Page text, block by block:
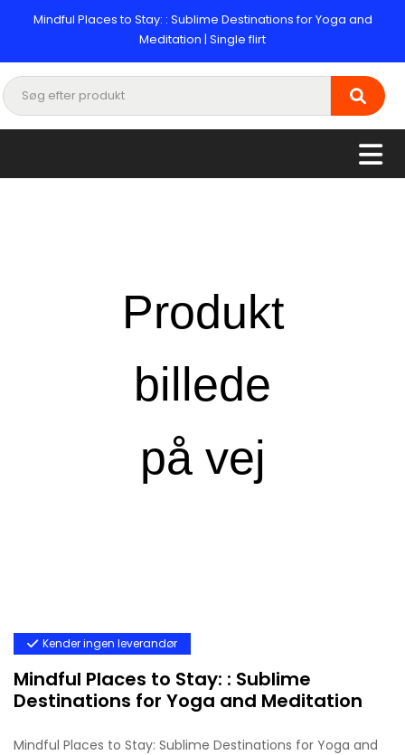
Mindful Places to Stay: : Sublime Destinations for Yoga and
Meditation | Single flirt
Kender ingen leverandør
Mindful Places to Stay: : Sublime
Destinations for Yoga and Meditation
Mindful Places to Stay: Sublime Destinations for Yoga and